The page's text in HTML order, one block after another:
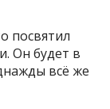
посвятил
Он будет в
всё же